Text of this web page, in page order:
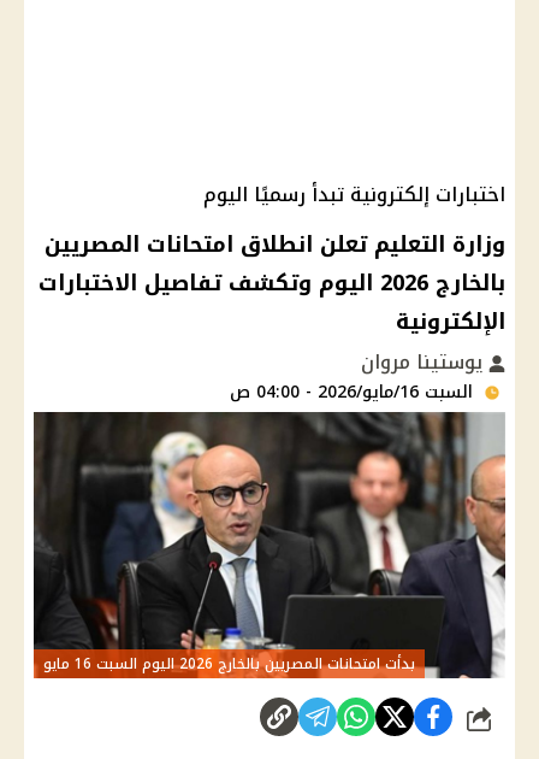
اختبارات إلكترونية تبدأ رسميًا اليوم
وزارة التعليم تعلن انطلاق امتحانات المصريين
بالخارج 2026 اليوم وتكشف تفاصيل الاختبارات
الإلكترونية
يوستينا مروان
السبت 16/مايو/2026 - 04:00 ص
بدأت امتحانات المصريين بالخارج 2026 اليوم السبت 16 مايو
شارك